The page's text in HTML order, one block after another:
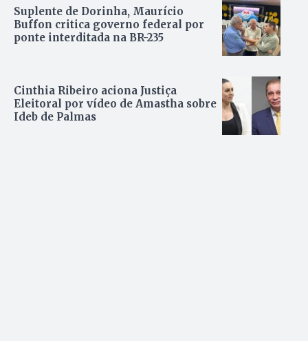
Suplente de Dorinha, Maurício
Buffon critica governo federal por
ponte interditada na BR-235
Cinthia Ribeiro aciona Justiça
Eleitoral por vídeo de Amastha sobre
Ideb de Palmas